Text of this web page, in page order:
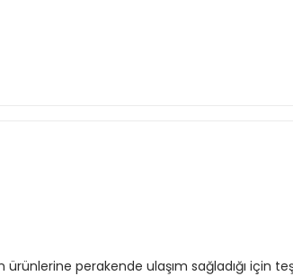
perakende ulaşım sağladığı için